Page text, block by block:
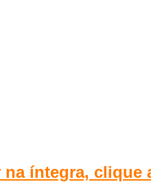
na íntegra, clique